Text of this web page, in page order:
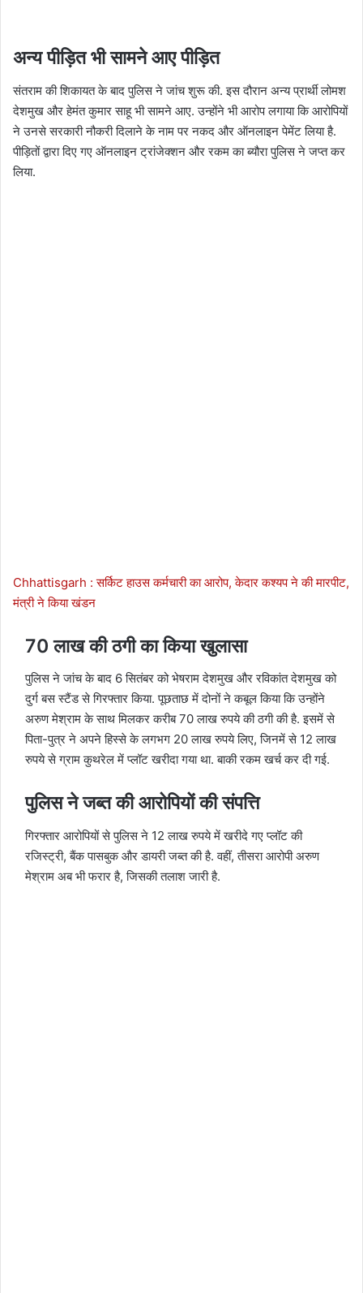
अन्य पीड़ित भी सामने आए पीड़ित
संतराम की शिकायत के बाद पुलिस ने जांच शुरू की. इस दौरान अन्य प्रार्थी लोमश
देशमुख और हेमंत कुमार साहू भी सामने आए. उन्होंने भी आरोप लगाया कि आरोपियों
ने उनसे सरकारी नौकरी दिलाने के नाम पर नकद और ऑनलाइन पेमेंट लिया है.
पीड़ितों द्वारा दिए गए ऑनलाइन ट्रांजेक्शन और रकम का ब्यौरा पुलिस ने जप्त कर
लिया.
Chhattisgarh : सर्किट हाउस कर्मचारी का आरोप, केदार कश्यप ने की मारपीट,
मंत्री ने किया खंडन
70 लाख की ठगी का किया खुलासा
पुलिस ने जांच के बाद 6 सितंबर को भेषराम देशमुख और रविकांत देशमुख को
दुर्ग बस स्टैंड से गिरफ्तार किया. पूछताछ में दोनों ने कबूल किया कि उन्होंने
अरुण मेश्राम के साथ मिलकर करीब 70 लाख रुपये की ठगी की है. इसमें से
पिता-पुत्र ने अपने हिस्से के लगभग 20 लाख रुपये लिए, जिनमें से 12 लाख
रुपये से ग्राम कुथरेल में प्लॉट खरीदा गया था. बाकी रकम खर्च कर दी गई.
पुलिस ने जब्त की आरोपियों की संपत्ति
गिरफ्तार आरोपियों से पुलिस ने 12 लाख रुपये में खरीदे गए प्लॉट की
रजिस्ट्री, बैंक पासबुक और डायरी जब्त की है. वहीं, तीसरा आरोपी अरुण
मेश्राम अब भी फरार है, जिसकी तलाश जारी है.